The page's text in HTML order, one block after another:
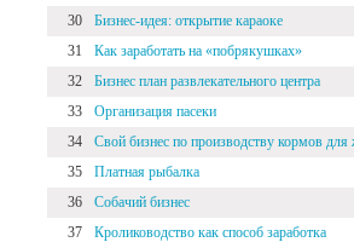
30
Бизнес-идея: открытие караоке
31
Как заработать на «побрякушках»
32
Бизнес план развлекательного центра
33
Организация пасеки
34
Свой бизнес по производству кормов
35
Платная рыбалка
36
Собачий бизнес
37
Кролиководство как способ заработка